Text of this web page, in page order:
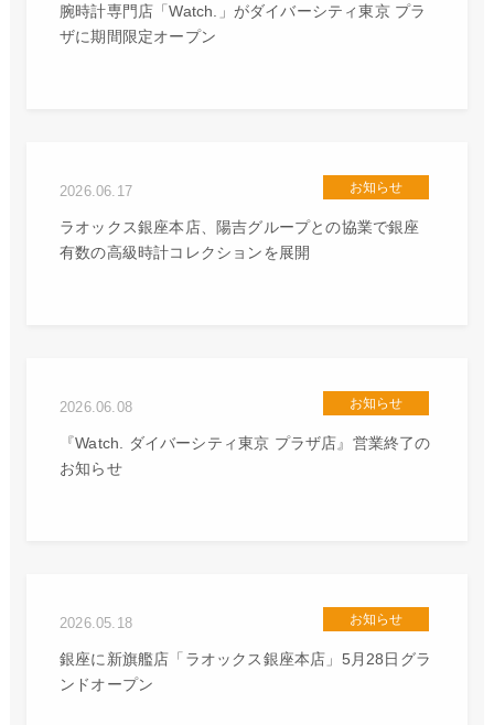
腕時計専門店「Watch.」がダイバーシティ東京 プラ
ザに期間限定オープン
2026.06.17 お知らせ
ラオックス銀座本店、陽吉グループとの協業で銀座
有数の高級時計コレクションを展開
2026.06.08 お知らせ
『Watch. ダイバーシティ東京 プラザ店』営業終了の
お知らせ
2026.05.18 お知らせ
銀座に新旗艦店「ラオックス銀座本店」5月28日グラ
ンドオープン